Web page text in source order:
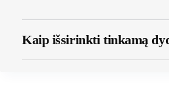
Kaip išsirinkti tinkamą